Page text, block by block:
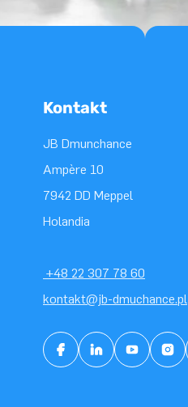
Kontakt
JB Dmunchance
Ampère 10
7942 DD Meppel
Holandia
+48 22 307 78 60
kontakt@jb-dmuchance.pl